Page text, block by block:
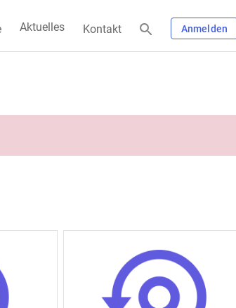
Aktuelles Kontakt Anmelden